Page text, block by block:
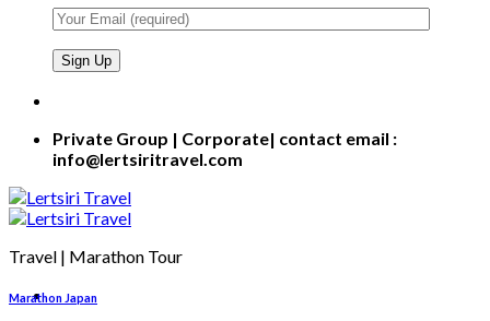
Private Group | Corporate| contact email :
info@lertsiritravel.com
Travel | Marathon Tour
Marathon Japan